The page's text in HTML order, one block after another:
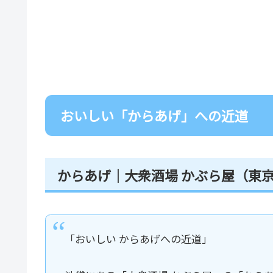
おいしい「からあげ」への近道
からあげ｜大衆酒場 かぶら屋（東
「おいしい からあげへの近道」